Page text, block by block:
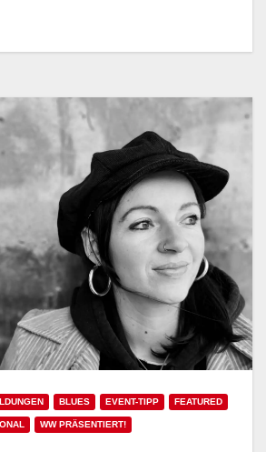
BLUES EVENT-TIPP FEATURED
WW PRÄSENTIERT!